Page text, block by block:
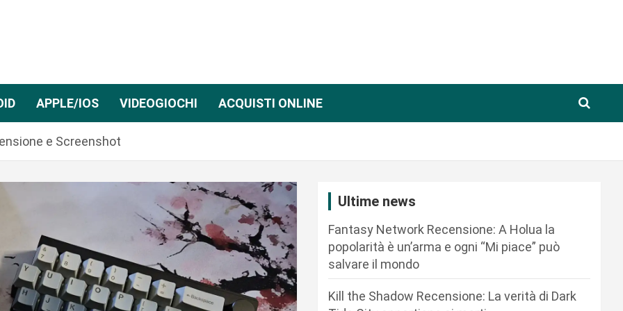
APPLE/IOS VIDEOGIOCHI ACQUISTI ONLINE
e Screenshot
Ultime news
Fantasy Network Recensione: A Holua la
popolarità è un’arma e ogni “Mi piace” può
salvare il mondo
Kill the Shadow Recensione: La verità di Dark